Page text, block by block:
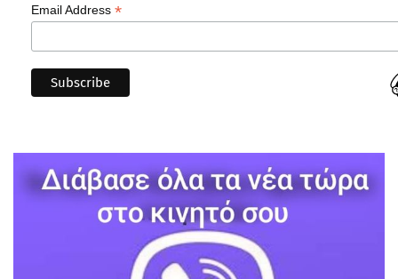
Email Address *